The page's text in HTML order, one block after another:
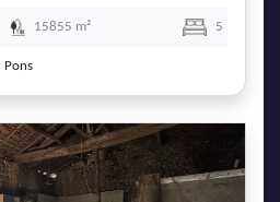
15855 m² 5
Pons